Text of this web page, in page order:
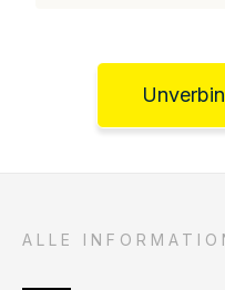
ALLE